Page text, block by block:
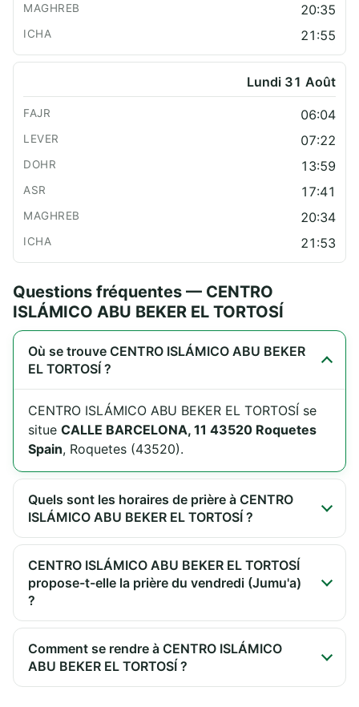
20:35
21:55
Lundi 31 Août
06:04
07:22
13:59
17:41
20:34
21:53
Questions fréquentes — CENTRO
ISLÁMICO ABU BEKER EL TORTOSÍ
Où se trouve CENTRO ISLÁMICO ABU BEKER
EL TORTOSÍ ?
CENTRO ISLÁMICO ABU BEKER EL TORTOSÍ se
situe CALLE BARCELONA, 11 43520 Roquetes
Spain, Roquetes (43520).
Quels sont les horaires de prière à CENTRO
ISLÁMICO ABU BEKER EL TORTOSÍ ?
CENTRO ISLÁMICO ABU BEKER EL TORTOSÍ
propose-t-elle la prière du vendredi (Jumu'a)
?
Comment se rendre à CENTRO ISLÁMICO
ABU BEKER EL TORTOSÍ ?